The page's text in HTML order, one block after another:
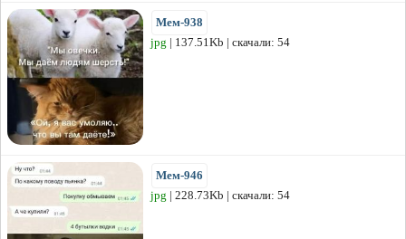
Мем-938
jpg | 137.51Kb | скачали: 54
Мем-946
jpg | 228.73Kb | скачали: 54